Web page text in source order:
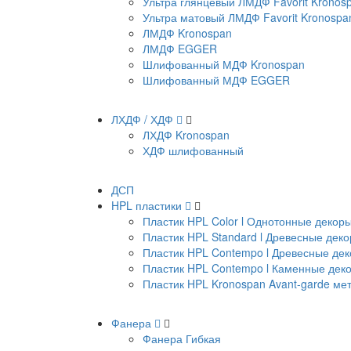
Ультра матовый ЛМДФ Favorit
ЛМДФ Kronospan
ЛМДФ EGGER
Шлифованный МДФ Kronospan
Шлифованный МДФ EGGER
ЛХДФ / ХДФ
ЛХДФ Kronospan
ХДФ шлифованный
ДСП
HPL пластики
Пластик HPL Color l Однотонные декоры
Пластик HPL Standard l Древесные
Пластик HPL Contempo l Древесные
Пластик HPL Contempo l Каменные
Пластик HPL Kronospan Avant-garde
Фанера
Фанера Гибкая